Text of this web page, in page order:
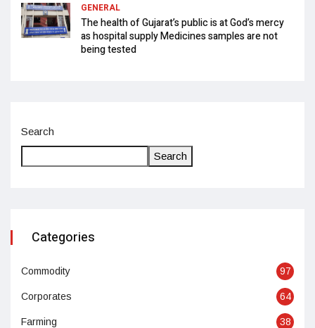
GENERAL
The health of Gujarat’s public is at God’s mercy
as hospital supply Medicines samples are not
being tested
Search
Search
Categories
Commodity 97
Corporates 64
Farming 38